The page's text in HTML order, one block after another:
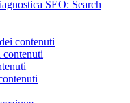
SEO: Search
contenuti
contenuti